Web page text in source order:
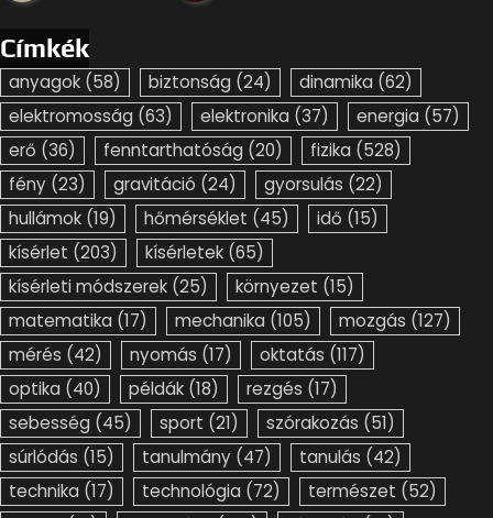
Címkék
anyagok (58) biztonság (24) dinamika (62)
elektromosság (63) elektronika (37) energia (57)
erő (36) fenntarthatóság (20) fizika (528)
fény (23) gravitáció (24) gyorsulás (22)
hullámok (19) hőmérséklet (45) idő (15)
kísérlet (203) kísérletek (65)
kísérleti módszerek (25) környezet (15)
matematika (17) mechanika (105) mozgás (127)
mérés (42) nyomás (17) oktatás (117)
optika (40) példák (18) rezgés (17)
sebesség (45) sport (21) szórakozás (51)
súrlódás (15) tanulmány (47) tanulás (42)
technika (17) technológia (72) természet (52)